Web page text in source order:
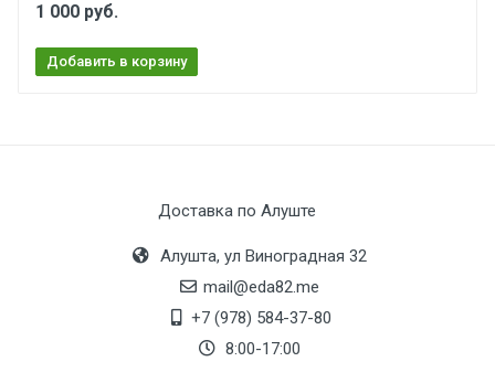
1 000 руб.
Добавить в корзину
Доставка по Алуште
Алушта, ул Виноградная 32
mail@eda82.me
+7 (978) 584-37-80
8:00-17:00